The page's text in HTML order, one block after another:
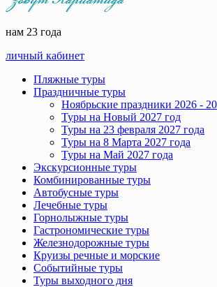
нам 23 года
личный кабинет
Пляжные туры
Праздничные туры
Ноябрьские праздники 2026 -
Туры на Новый 2027 год
Туры на 23 февраля 2027 года
Туры на 8 Марта 2027 года
Туры на Май 2027 года
Экскурсионные туры
Комбинированные туры
Автобусные туры
Лечебные туры
Горнолыжные туры
Гастрономические туры
Железнодорожные туры
Круизы речные и морские
Событийные туры
Туры выходного дня